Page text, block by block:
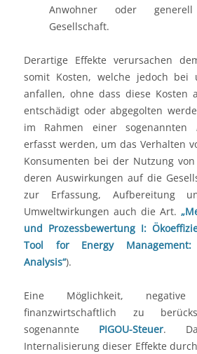
Anwohner oder
Gesellschaft.
Derartige Effekte verursachen
somit Kosten, welche jedoch bei
anfallen, ohne dass diese Kosten
entschädigt oder abgegolten
im Rahmen einer sogenannten
erfasst werden, um das Verhalten
Konsumenten bei der Nutzung
deren Auswirkungen auf die
zur Erfassung, Aufbereitung
Umweltwirkungen auch die Art.
und Prozessbewertung I:
Tool for Energy Management:
Analysis“).
Eine Möglichkeit,
finanzwirtschaftlich zu
sogenannte PIGOU-Steuer.
Internalisierung dieser Effekte